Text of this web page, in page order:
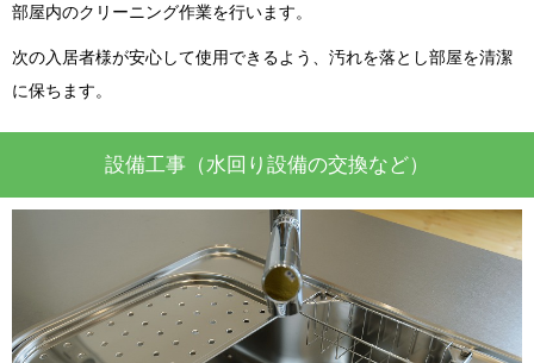
部屋内のクリーニング作業を行います。
次の入居者様が安心して使用できるよう、汚れを落とし部屋を清潔
に保ちます。
設備工事（水回り設備の交換など）